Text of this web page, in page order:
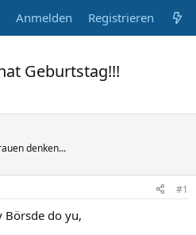
Anmelden Registrieren
Geburtstag!!!
denken...
#1
Börsde do yu,